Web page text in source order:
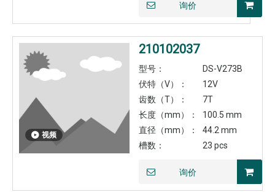
询价
视频
210102037
型号：
DS-V273B
伏特（V）：
12V
齿数（T）：
7T
长度（mm）：
100.5 mm
直径（mm）：
44.2 mm
槽数：
23 pcs
询价